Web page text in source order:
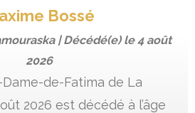
Bossé
| Décédé(e) le4 août
2026
de-Fatima de La
2026 est décédé à l’âge